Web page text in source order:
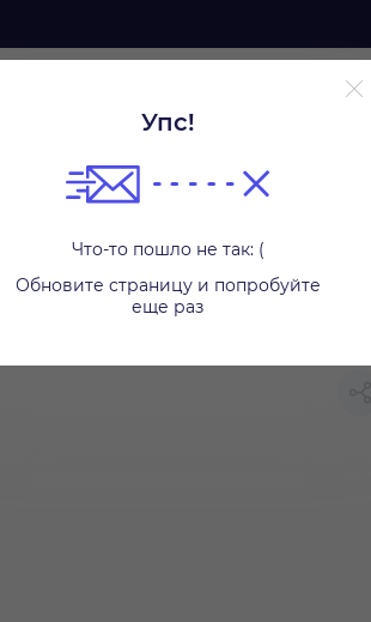
ТЕХНИКА ДЛЯ ДОМА ТУРИЗМ
Упс!
Что-то пошло не так: (
Обновите страницу и попробуйте
еще раз